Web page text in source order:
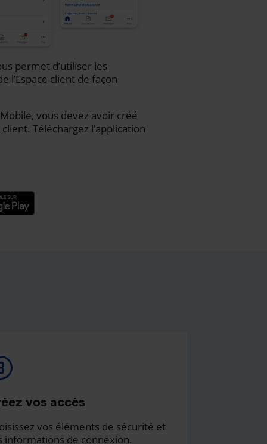
permet d’utiliser les
l’Espace client de façon
vous devez avoir créé
Téléchargez l’application
vos accès
vos éléments de sécurité et
informations de connexion.